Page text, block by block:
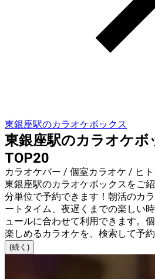
東銀座駅のカラオケボックス
東銀座駅のカラオケボ
TOP20
カラオケバー / 個室カラオケ / ヒ
東銀座駅のカラオケボックスをご
分単位で予約できます！朝活のカ
ートタイム、夜遅くまでの楽しい
ュールに合わせて利用できます。
楽しめるカラオケを、検索して予
(続く)